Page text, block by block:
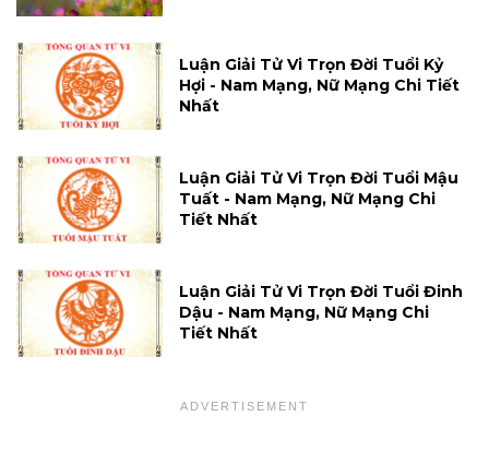
Luận Giải Tử Vi Trọn Đời Tuổi Kỷ
Hợi - Nam Mạng, Nữ Mạng Chi Tiết
Nhất
Luận Giải Tử Vi Trọn Đời Tuổi Mậu
Tuất - Nam Mạng, Nữ Mạng Chi
Tiết Nhất
Luận Giải Tử Vi Trọn Đời Tuổi Đinh
Dậu - Nam Mạng, Nữ Mạng Chi
Tiết Nhất